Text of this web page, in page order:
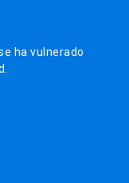
ha vulnerado